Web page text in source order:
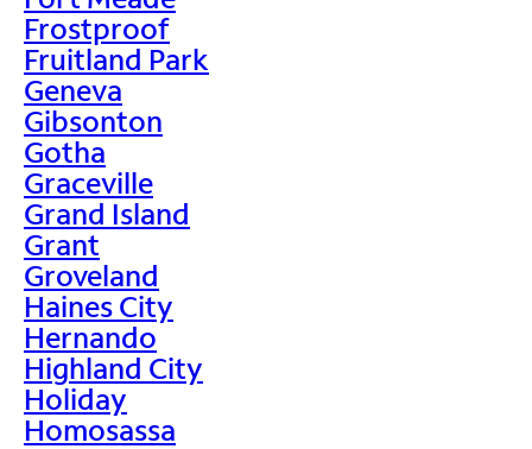
Frostproof
Fruitland Park
Geneva
Gibsonton
Gotha
Graceville
Grand Island
Grant
Groveland
Haines City
Hernando
Highland City
Holiday
Homosassa